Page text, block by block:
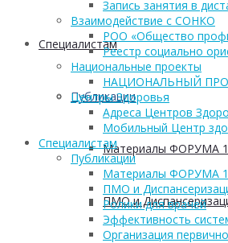
Cпециалистам
Публикации
Материалы ФОРУМА
ПМО и
Запись занятия в
Взаимодействие с СОНКО
РОО «Общество
Реестр социально
Национальные проекты
НАЦИОНАЛЬНЫЙ
Центры Здоровья
Адреса Центров
Мобильный Центр
Cпециалистам
Публикации
Материалы ФОРУМА
ПМО и
Ролики для врачей
Эффективность
Организация